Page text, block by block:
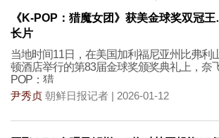
《K-POP：猎魔女团》获美金球奖双冠
长片
当地时间11日，在美国加利福尼亚州比弗利
顿酒店举行的第83届金球奖颁奖典礼上，奈
POP：猎
尹秀贞 朝鲜日报记者 | 2026-01-12